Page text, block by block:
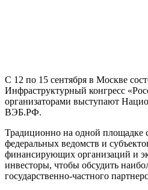
С 12 по 15 сентября в Москве
Инфраструктурный конгресс
организаторами выступают
ВЭБ.РФ.
Традиционно на одной площадке
федеральных ведомств и
финансирующих организаций и
инвесторы, чтобы обсудить
государственно-частного